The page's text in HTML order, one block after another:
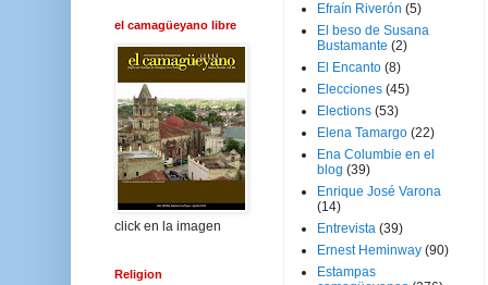
el camagüeyano libre
click en la imagen
Religion
Efraín Riverón (5)
El beso de Susana
Bustamante (2)
El Encanto (8)
Elecciones (45)
Elections (53)
Elena Tamargo (22)
Ena Columbie en el
blog (39)
Enrique José Varona
(14)
Entrevista (39)
Ernest Heminway (90)
Estampas